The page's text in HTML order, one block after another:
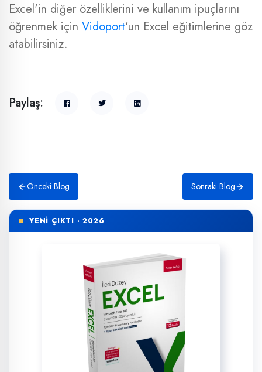
Excel'in diğer özelliklerini ve kullanım ipuçlarını
öğrenmek için Vidoport'un Excel eğitimlerine göz
atabilirsiniz.
Paylaş:
Önceki Blog Sonraki Blog
YENİ ÇIKTI · 2026